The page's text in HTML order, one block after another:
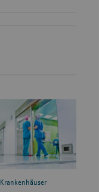
Krankenhäuser